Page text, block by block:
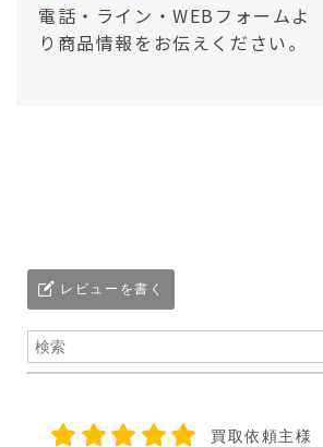
電話・ライン・WEBフォームよ
り商品情報をお伝えください。
レビューを書く
買取依頼主様